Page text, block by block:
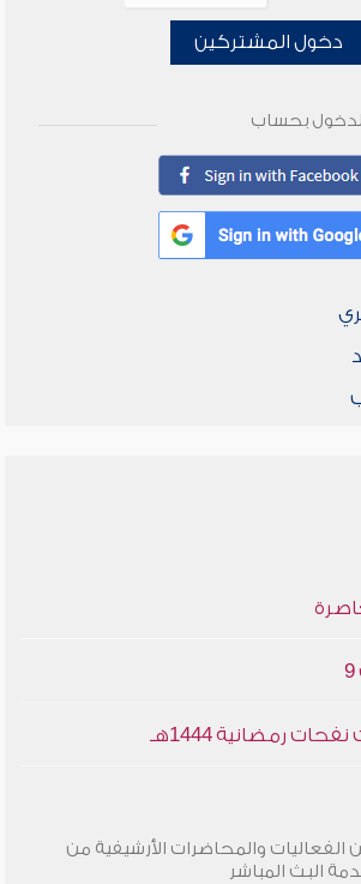
دخول المشتركين
الدخول بحساب
رمضانية 1444هـ
الفعاليات والمحاضرات الأرشيفية من
البث المباشر